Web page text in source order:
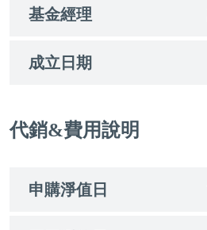
基金經理
成立日期
代銷&費用說明
申購淨值日